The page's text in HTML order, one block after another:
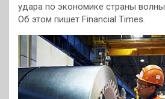
удара по экономике страны
Об этом пишет Financial Times.